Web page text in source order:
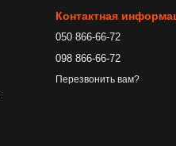
Контактная
050 866-66-72
098 866-66-72
Перезвонить вам?